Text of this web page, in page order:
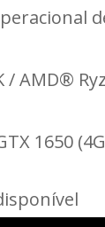
AMD®
1650